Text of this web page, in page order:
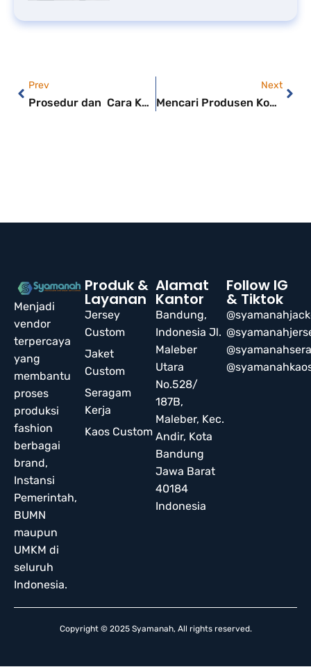
Prev
Prosedur dan Cara Kerja dari Konveksi Tas Bandung
Next
Mencari Produsen Konveksi, Jasa Jersey Printing di Bandung untuk Produksi Banyak
Menjadi
vendor
terpercaya
yang
membantu
proses
produksi
fashion
berbagai
brand,
Instansi
Pemerintah,
BUMN
maupun
UMKM di
seluruh
Indonesia.
Produk &
Layanan
Jersey
Custom
Jaket
Custom
Seragam
Kerja
Kaos Custom
Alamat
Kantor
Bandung,
Indonesia Jl.
Maleber
Utara
No.528/
187B,
Maleber, Kec.
Andir, Kota
Bandung
Jawa Barat
40184
Indonesia
Follow IG
& Tiktok
Copyright © 2025 Syamanah, All rights reserved.